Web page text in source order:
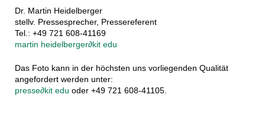
Dr. Martin Heidelberger
stellv. Pressesprecher, Pressereferent
Tel.: +49 721 608-41169
martin heidelberger∂kit edu
Das Foto kann in der höchsten uns vorliegenden Qualität
angefordert werden unter:
presse∂kit edu oder +49 721 608-41105.